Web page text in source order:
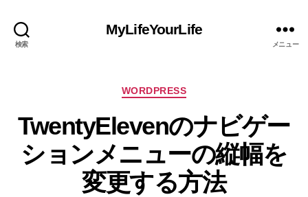
検索
MyLifeYourLife
メニュー
カ
ゴ
リ
ー
WORDPRESS
TwentyElevenのナビゲー
ションメニューの縦幅を
変更する方法